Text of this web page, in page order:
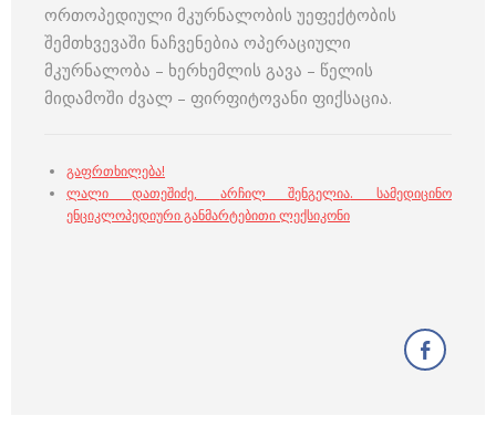
ორთოპედიული მკურნალობის უეფექტობის
შემთხვევაში ნაჩვენებია ოპერაციული
მკურნალობა – ხერხემლის გავა – წელის
მიდამოში ძვალ – ფირფიტოვანი ფიქსაცია.
გაფრთხილება!
ლალი დათეშიძე, არჩილ შენგელია. სამედიცინო
ენციკლოპედიური განმარტებითი ლექსიკონი